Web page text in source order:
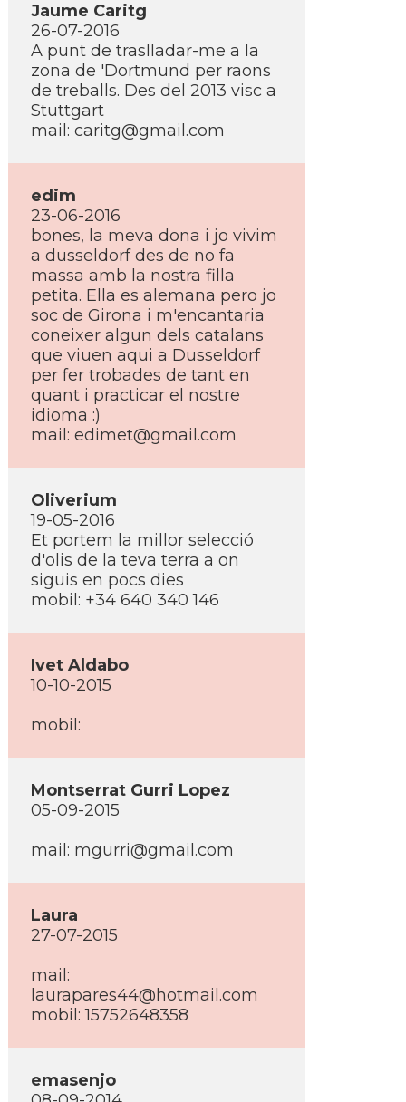
Jaume Caritg
26-07-2016
A punt de traslladar-me a la
zona de 'Dortmund per raons
de treballs. Des del 2013 visc a
Stuttgart
mail: caritg@gmail.com
edim
23-06-2016
bones, la meva dona i jo vivim
a dusseldorf des de no fa
massa amb la nostra filla
petita. Ella es alemana pero jo
soc de Girona i m'encantaria
coneixer algun dels catalans
que viuen aqui a Dusseldorf
per fer trobades de tant en
quant i practicar el nostre
idioma :)
mail: edimet@gmail.com
Oliverium
19-05-2016
Et portem la millor selecció
d'olis de la teva terra a on
siguis en pocs dies
mobil: +34 640 340 146
Ivet Aldabo
10-10-2015
mobil:
Montserrat Gurri Lopez
05-09-2015
mail: mgurri@gmail.com
Laura
27-07-2015
mail:
laurapares44@hotmail.com
mobil: 15752648358
emasenjo